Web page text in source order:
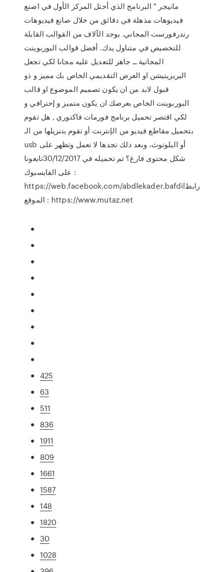
مانيجر " البرنامج الذي أحتل المركز الأول في اصنع
فيديوهات مذهلة في دقائق من خلال صانع فيديوهات
رندرفورست المجاني. يوجد الآلاف من القوالب القابلة
للتخصيص في متناول يدك. أفضل قوالب البوربوينت
المجانية ــ جاهز للتعديل عليه مجانا لكي تجعل
البريزيتيشن او العرض التقديمي الخاص بك مميز و ذو
قبول لابد من ان يكون تصميم الموضوع او قالب
البوربوينت الخاص بعرضك ان يكون متميز و إحترافي و
لكي اقتصر تحميل برنامج فورمات فاكتوري , هل تقوم
بتحميل مقاطع فيديو من الإنترنت أو تقوم بتنزيلها من الـ
usb أو البلوتوث، وبعد ذلك تجدها لا تعمل وتظهر على
شكل محتوى فارغ؟ تم تحميله في 30/12/2017تابعونا
على الفايسبوك :
https://web.facebook.com/abdlekader.bafdilرابط
الموقع : https://www.mutaz.net
425
63
511
836
1911
809
1661
1587
148
1820
30
1028